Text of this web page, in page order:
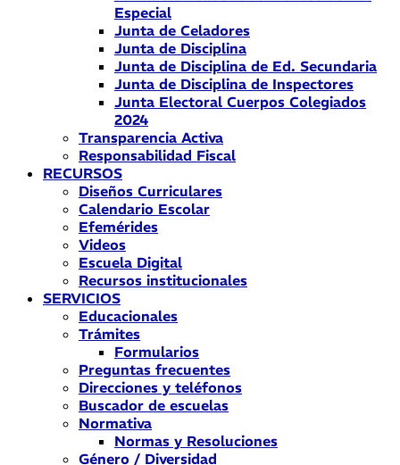
Especial
Junta de Celadores
Junta de Disciplina
Junta de Disciplina de Ed. Secundaria
Junta de Disciplina de Inspectores
Junta Electoral Cuerpos Colegiados
2024
Transparencia Activa
Responsabilidad Fiscal
RECURSOS
Diseños Curriculares
Calendario Escolar
Efemérides
Videos
Escuela Digital
Recursos institucionales
SERVICIOS
Educacionales
Trámites
Formularios
Preguntas frecuentes
Direcciones y teléfonos
Buscador de escuelas
Normativa
Normas y Resoluciones
Género / Diversidad